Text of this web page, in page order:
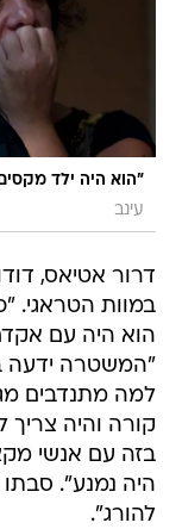
"הוא היה ילד מקסים
עינב
דרור אטיאס,
במוות הטראגי.
הוא היה עם
"המשטרה ידעה
למה מתנדבים
קורה והיה
בזה עם אנשי
היה נמנע".
להורג".